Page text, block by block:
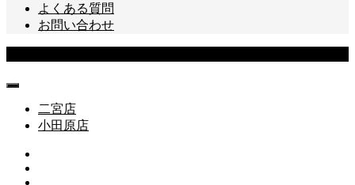
よくある質問
お問い合わせ
二宮店
小田原店